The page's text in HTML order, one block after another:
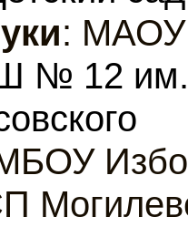
:
12 им.